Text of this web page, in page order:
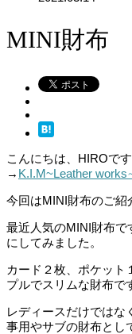
MINI財布
こんにちは、HIROで
→ K.I.M~Leather
今回はMINI財布のご紹
最近人気のMINI財布で
にしてみました。
カード２枚、ポケット
プルでスリムな財布で
レディースだけではな
事用やサブの財布とし